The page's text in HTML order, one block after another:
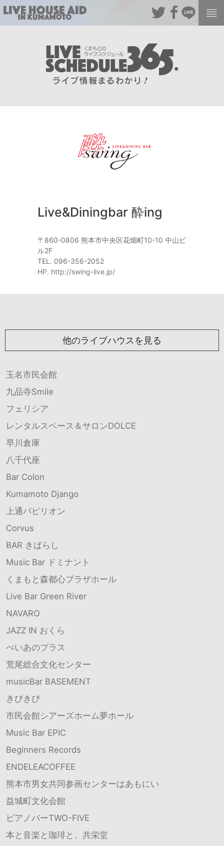
Live&Diningbar 酔ing
〒860-0806 熊本市中央区花畑町10-10 中山ビ
ル2F
TEL. 096-356-2052
HP. http://swing-live.jp/
他のライブハウスを見る
玉名市民会館
九品寺Smile
フェリシア
レンタルスペース＆サロンDOLCE
早川倉庫
八千代座
Bar Colon
Kumamoto Django
上通パビリオン
Corvus
BAR きばらし
Music Bar ドミナント
くまもと森都心プラザホール
Live Bar Green River
NAVARO
JAZZ IN おくら
ぺいあのプラス
荒尾総合文化センター
musicBar BASEMENT
きびきび
市民会館シアーズホーム夢ホール
Music Bar EPIC
Beginners Records
ENDELEACOFFEE
熊本市男女共同参画センターはあもにい
益城町文化会館
ピアノバーTWO-FIVE
本と音楽と珈琲と、共栄堂